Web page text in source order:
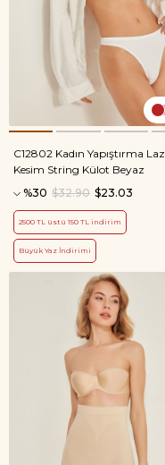
C12802 Kadın Yapıştırma
Kesim String Külot Beyaz
%30
$23.03
$32.90
2500 TL üstü 150 TL indirim
Büyük Yaz İndirimi